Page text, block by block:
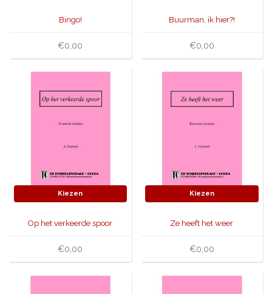
Bingo!
€0,00
Buurman, ik hier?!
€0,00
Kiezen
Op het verkeerde spoor
€0,00
Kiezen
Ze heeft het weer
€0,00